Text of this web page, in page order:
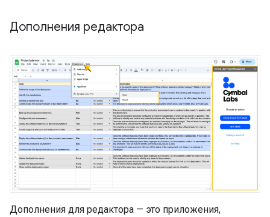
Дополнения редактора
Дополнения для редактора — это приложения,